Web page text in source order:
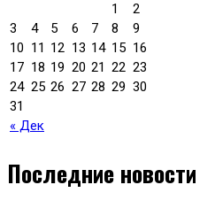
« Дек
1
2
3
4 5 6 7 8
9
10 11 12 13 14 15 16
17 18 19 20 21 22 23
24 25 26 27 28 29 30
31
Последние новости